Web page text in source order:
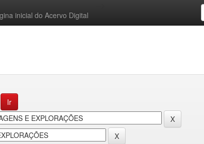
inicial do Acervo Digital